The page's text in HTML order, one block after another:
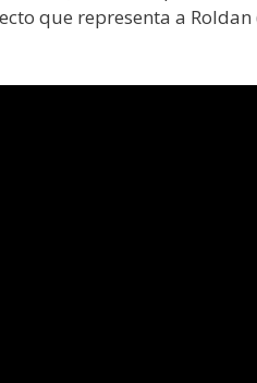
que representa a Roldan